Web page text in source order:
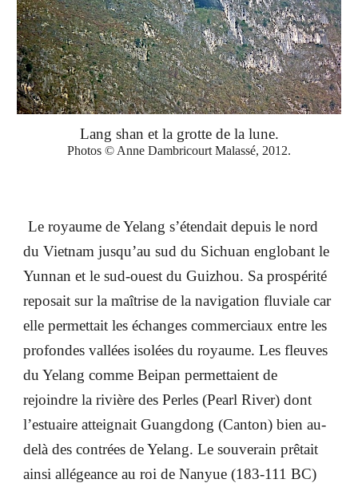
Lang shan et la grotte de la lune.
Photos © Anne Dambricourt Malassé, 2012.
Le royaume de Yelang s’étendait depuis le nord
du Vietnam jusqu’au sud du Sichuan englobant le
Yunnan et le sud-ouest du Guizhou. Sa prospérité
reposait sur la maîtrise de la navigation fluviale car
elle permettait les échanges commerciaux entre les
profondes vallées isolées du royaume. Les fleuves
du Yelang comme Beipan permettaient de
rejoindre la rivière des Perles (Pearl River) dont
l’estuaire atteignait Guangdong (Canton) bien au-
delà des contrées de Yelang. Le souverain prêtait
ainsi allégeance au roi de Nanyue (183-111 BC)